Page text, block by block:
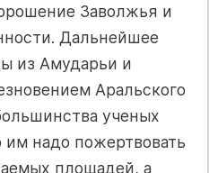
Заволжья и
Дальнейшее
из Амударьи и
Аральского
ученых
им надо пожертвовать
площадей, а